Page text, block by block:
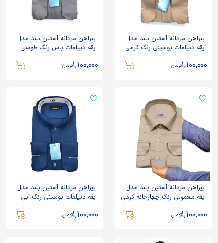
پیراهن مردانه آستین بلند مدل
یقه دیپلمات بوسینی رنگ کرمی
1,100,000تومان
پیراهن مردانه آستین بلند مدل
یقه دیپلمات باس رنگ طوسی
1,100,000تومان
پیراهن مردانه آستین بلند مدل
یقه معمولی رنگ چهارخانه کرمی
1,100,000تومان
پیراهن مردانه آستین بلند مدل
یقه دیپلمات بوسینی رنگ آبی
1,100,000تومان